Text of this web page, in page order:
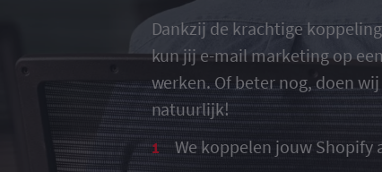
Dankzij de krachtige
kun jij e-mail marketing op
werken. Of beter nog, doen
natuurlijk!
We koppelen jouw Shopify